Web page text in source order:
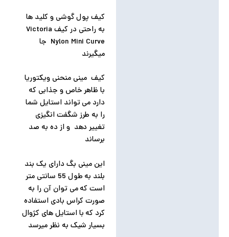
کیف پول گوشی و کلید ها
به راحتی در کیف Victoria
Nylon Mini Curve جا
میگیرند
کیف مینی منحنی ویکتوریا
با ظاهر خاص و جذابی که
دارد می تواند استایل شما
را به طرز شگفت انگیزی
تغییر دهد و از ده به صد
برساند
این مینی بگ دارای یک بند
بلند به طول 55 سانتی متر
است که می توان آن را به
صورت کراس بادی استفاده
کرد که با استایل های کژوال
بسیار شیک به نظر میرسد